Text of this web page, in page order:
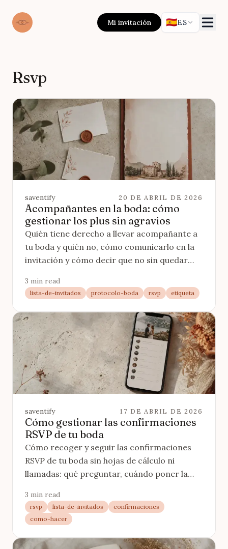
Mi invitación 🇪🇸ES
Rsvp
saventify 20 DE ABRIL DE 2026
Acompañantes en la boda: cómo
gestionar los plus sin agravios
Quién tiene derecho a llevar acompañante a
tu boda y quién no, cómo comunicarlo en la
invitación y cómo decir que no sin quedar
3 min read
lista-de-invitados protocolo-boda rsvp etiqueta
saventify 17 DE ABRIL DE 2026
Cómo gestionar las confirmaciones
RSVP de tu boda
Cómo recoger y seguir las confirmaciones
RSVP de tu boda sin hojas de cálculo ni
llamadas: qué preguntar, cuándo poner la
3 min read
rsvp lista-de-invitados
confirmaciones
como-hacer